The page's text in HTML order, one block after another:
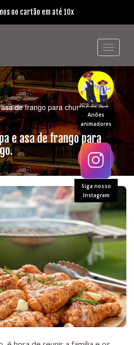
Anões
animadores
Siga nosso
Instagram
no cartão em até 10x
de frango para churrasco de
e asa de frango para